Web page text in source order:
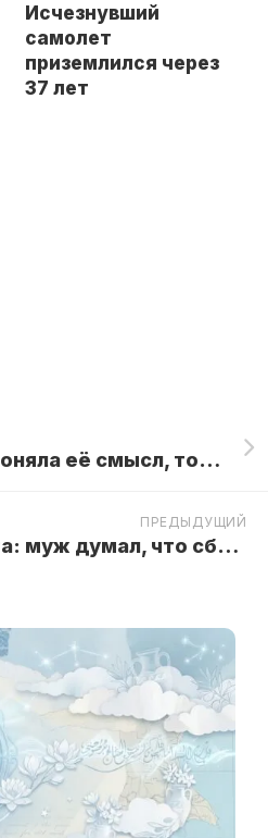
Исчезнувший
самолет
приземлился через
37 лет
Хитрая улыбка: я поняла её смысл, только когда старушка указала мне на окно поезда
ПРЕДЫДУЩИЙ
Фото из самолета: муж думал, что сбежал с любовницей, но рано радовался